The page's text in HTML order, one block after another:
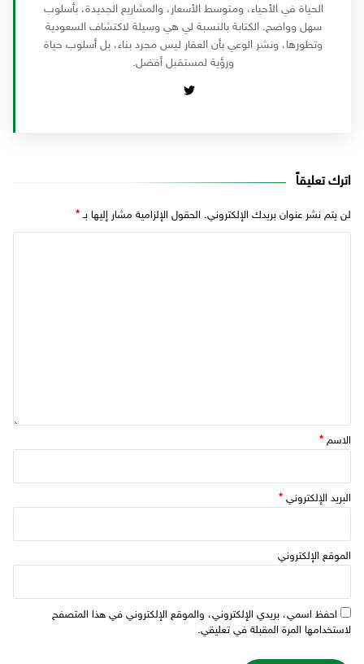
الحياة في الأحياء، ومتوسط الأسعار، والمشاريع الجديدة، بأسلوب
سهل وواضح. الكتابة بالنسبة لي هي وسيلة لاكتشاف السعودية
وتطورها، ونشر الوعي بأن العقار ليس مجرد بناء، بل أسلوب حياة
ورؤية لمستقبل أفضل.
اترك تعليقاً
لن يتم نشر عنوان بريدك الإلكتروني. الحقول الإلزامية مشار إليها بـ*
الاسم *
البريد الإلكتروني *
الموقع الإلكتروني
احفظ اسمي، بريدي الإلكتروني، والموقع الإلكتروني في هذا المتصفح
لاستخدامها المرة المقبلة في تعليقي.